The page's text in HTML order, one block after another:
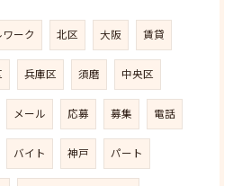
ーク 北区 大阪 賃貸
兵庫区 須磨 中央区
メール 応募 募集 電話
バイト 神戸 パート